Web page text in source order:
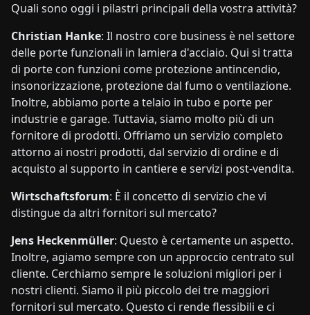
Quali sono oggi i pilastri principali della vostra attività?
Christian Hanke: Il nostro core business è nel settore
delle porte funzionali in lamiera d'acciaio. Qui si tratta
di porte con funzioni come protezione antincendio,
insonorizzazione, protezione dal fumo o ventilazione.
Inoltre, abbiamo porte a telaio in tubo e porte per
industrie e garage. Tuttavia, siamo molto più di un
fornitore di prodotti. Offriamo un servizio completo
attorno ai nostri prodotti, dal servizio di ordine e di
acquisto al supporto in cantiere e servizi post-vendita.
Wirtschaftsforum: È il concetto di servizio che vi
distingue da altri fornitori sul mercato?
Jens Heckenmüller: Questo è certamente un aspetto.
Inoltre, agiamo sempre con un approccio centrato sul
cliente. Cerchiamo sempre le soluzioni migliori per i
nostri clienti. Siamo il più piccolo dei tre maggiori
fornitori sul mercato. Questo ci rende flessibili e ci